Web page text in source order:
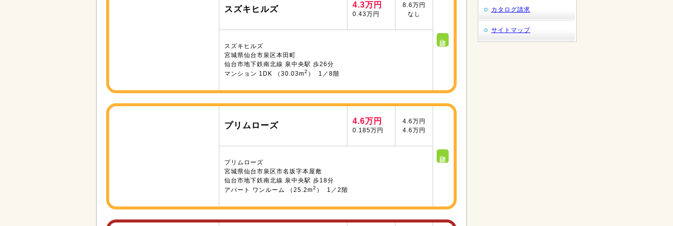
スズキヒルズ 4.3万円
0.43万円
8.6万円
なし
詳細へ
スズキヒルズ
宮城県仙台市泉区本田町
仙台市地下鉄南北線 泉中央駅 歩26分
マンション 1DK （30.03m2 ） 1／8階
プリムローズ 4.6万円
0.185万円
4.6万円
4.6万円
詳細へ
プリムローズ
宮城県仙台市泉区市名坂字本屋敷
仙台市地下鉄南北線 泉中央駅 歩18分
アパート ワンルーム （25.2m2 ） 1／2階
カタログ請求
サイトマップ